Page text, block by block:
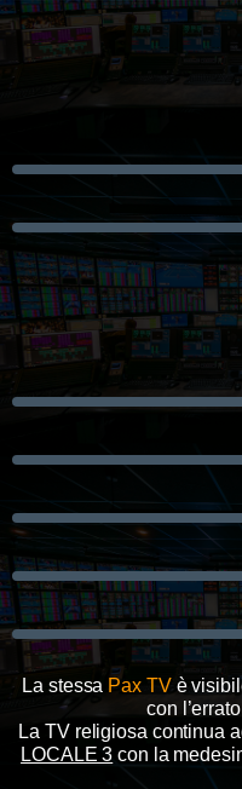
La stessa Pax TV è
con
La TV religiosa continua
LOCALE 3 con la